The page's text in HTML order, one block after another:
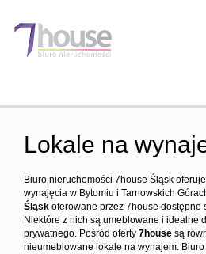
Lokale na
Biuro nieruchomości 7house Śląsk
wynajęcia w Bytomiu i Tarnowskich
Śląsk oferowane przez 7house dostępne
Niektóre z nich są umeblowane i idealne
prywatnego. Pośród oferty 7house są
nieumeblowane lokale na wynajem.